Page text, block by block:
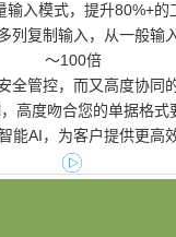
输入模式，提升80%+的
列复制输入，从一般输
～100倍
全管控，而又高度协同
高度吻合您的单据格式
能AI，为客户提供更高